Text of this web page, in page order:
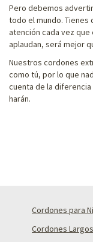
Pero debemos
todo el mundo.
atención cada vez que
aplaudan, será mejor
Nuestros cordones
como tú, por lo que
cuenta de la
harán.
Cordones para
Cordones